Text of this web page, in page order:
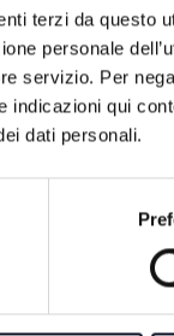
terzi da questo
personale
servizio. Per
indicazioni qui
dati personali.